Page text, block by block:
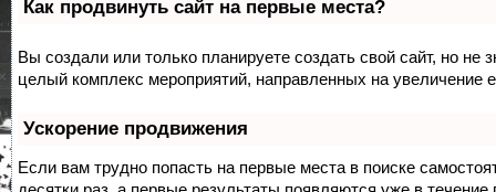
Как продвинуть сайт на первые места?
Вы создали или только планируете создать свой сайт, но не
целый комплекс мероприятий, направленных на увеличение
Ускорение продвижения
Если вам трудно попасть на первые места в поиске